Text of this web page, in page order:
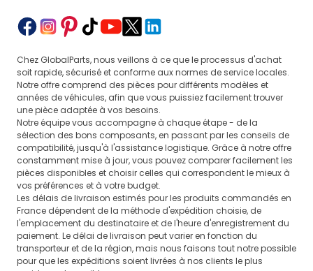
Chez GlobalParts, nous veillons à ce que le processus d'achat
soit rapide, sécurisé et conforme aux normes de service locales.
Notre offre comprend des pièces pour différents modèles et
années de véhicules, afin que vous puissiez facilement trouver
une pièce adaptée à vos besoins.
Notre équipe vous accompagne à chaque étape - de la
sélection des bons composants, en passant par les conseils de
compatibilité, jusqu'à l'assistance logistique. Grâce à notre offre
constamment mise à jour, vous pouvez comparer facilement les
pièces disponibles et choisir celles qui correspondent le mieux à
vos préférences et à votre budget.
Les délais de livraison estimés pour les produits commandés en
France dépendent de la méthode d'expédition choisie, de
l'emplacement du destinataire et de l'heure d'enregistrement du
paiement. Le délai de livraison peut varier en fonction du
transporteur et de la région, mais nous faisons tout notre possible
pour que les expéditions soient livrées à nos clients le plus